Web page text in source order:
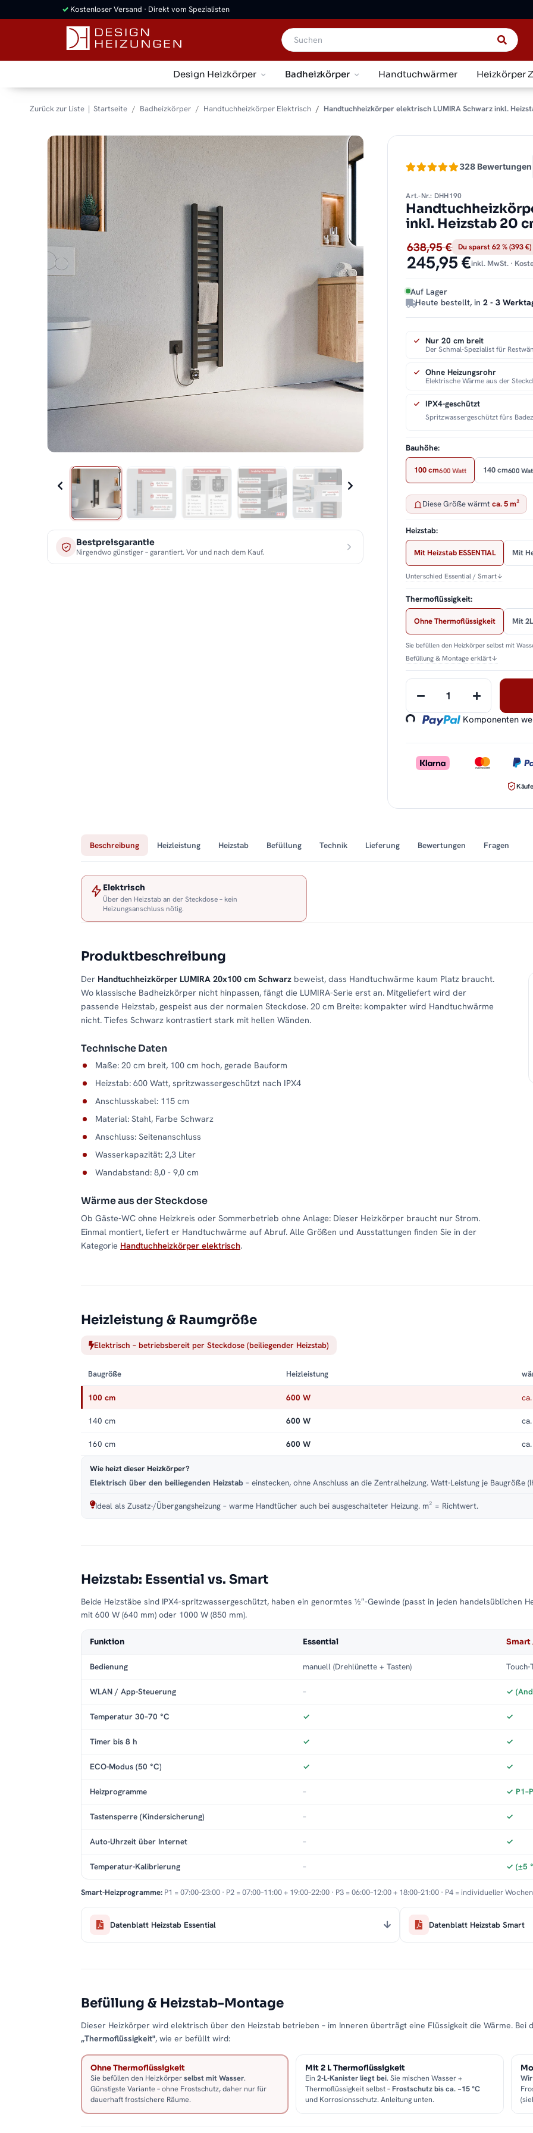
✓ Kostenloser Versand · Direkt vom Spezialisten
Design Heizkörper Badheizkörper Handtuchwärmer Heizkörper
Zurück zur Liste Startseite Badheizkörper Handtuchheizkörper Elektrisch Handtuchheizkörper elektrisch LUMIRA Schwarz inkl.
Bestpreisgarantie
Nirgendwo günstiger – garantiert. Vor und nach dem Kauf.
328 Bewertungen
Art.-Nr.: DHH190
inkl. Heizstab 20
638,95 € Du sparst 62 % (393 €)
245,95 €inkl. MwSt. ·
Auf Lager
Heute bestellt, in2 - 3
Nur 20 cm breit
Der Schmal-Spezialist für
Ohne Heizungsrohr
Elektrische Wärme aus der
IPX4-geschützt
Spritzwassergeschützt fürs
Bauhöhe:
100 cm600 Watt 140 cm600
Diese Größe wärmtca. 5 m²
Heizstab:
Mit Heizstab ESSENTIAL Mit
Unterschied Essential / Smart↓
Thermoflüssigkeit:
Ohne Thermoflüssigkeit Mit
Sie befüllen den Heizkörper selbst mit
Befüllung & Montage erklärt↓
Loading... Komponenten
Beschreibung Heizleistung Heizstab Befüllung Technik Lieferung Bewertungen Fragen
Elektrisch
Über den Heizstab an der Steckdose – kein
Heizungsanschluss nötig.
Produktbeschreibung
Der Handtuchheizkörper LUMIRA 20x100 cm Schwarz beweist, dass Handtuchwärme kaum Platz braucht.
Wo klassische Badheizkörper nicht hinpassen, fängt die LUMIRA-Serie erst an. Mitgeliefert wird der
passende Heizstab, gespeist aus der normalen Steckdose. 20 cm Breite: kompakter wird Handtuchwärme
nicht. Tiefes Schwarz kontrastiert stark mit hellen Wänden.
Technische Daten
Maße: 20 cm breit, 100 cm hoch, gerade Bauform
Heizstab: 600 Watt, spritzwassergeschützt nach IPX4
Anschlusskabel: 115 cm
Material: Stahl, Farbe Schwarz
Anschluss: Seitenanschluss
Wasserkapazität: 2,3 Liter
Wandabstand: 8,0 - 9,0 cm
Wärme aus der Steckdose
Ob Gäste-WC ohne Heizkreis oder Sommerbetrieb ohne Anlage: Dieser Heizkörper braucht nur Strom.
Einmal montiert, liefert er Handtuchwärme auf Abruf. Alle Größen und Ausstattungen finden Sie in der
Kategorie Handtuchheizkörper elektrisch.
Heizleistung & Raumgröße
Elektrisch – betriebsbereit per Steckdose (beiliegender Heizstab)
Baugröße Heizleistung
100 cm 600 W
140 cm 600 W
160 cm 600 W
Wie heizt dieser Heizkörper?
Elektrisch über den beiliegenden Heizstab – einstecken, ohne Anschluss an die Zentralheizung. Watt-Leistung je Baugröße
Ideal als Zusatz-/Übergangsheizung – warme Handtücher auch bei ausgeschalteter Heizung. m² = Richtwert.
Heizstab: Essential vs. Smart
Beide Heizstäbe sind IPX4-spritzwassergeschützt, haben ein genormtes ½″-Gewinde (passt in jeden handelsüblichen
mit 600 W (640 mm) oder 1000 W (850 mm).
Funktion Essential Smart
Bedienung manuell (Drehlünette + Tasten) Touch-
WLAN / App-Steuerung – ✓
Temperatur 30–70 °C ✓ ✓
Timer bis 8 h ✓ ✓
ECO-Modus (50 °C) ✓ ✓
Heizprogramme – ✓
Tastensperre (Kindersicherung) – ✓
Auto-Uhrzeit über Internet – ✓
Temperatur-Kalibrierung – ✓ (±5
Smart-Heizprogramme: P1 = 07:00–23:00 · P2 = 07:00–11:00 + 19:00–22:00 · P3 = 06:00–12:00 + 18:00–21:00 · P4 = individueller
Datenblatt Heizstab Essential Datenblatt Heizstab Smart
Befüllung & Heizstab-Montage
Dieser Heizkörper wird elektrisch über den Heizstab betrieben – im Inneren überträgt eine Flüssigkeit die Wärme. Bei
„Thermoflüssigkeit", wie er befüllt wird:
Ohne Thermoflüssigkeit
Sie befüllen den Heizkörperselbst mit Wasser.
Günstigste Variante – ohne Frostschutz, daher nur für
dauerhaft frostsichere Räume.
Mit 2 L Thermoflüssigkeit
Ein2-L-Kanister liegt bei. Sie mischen Wasser +
Thermoflüssigkeit selbst –Frostschutz bis ca. −15 °C
und Korrosionsschutz. Anleitung unten.